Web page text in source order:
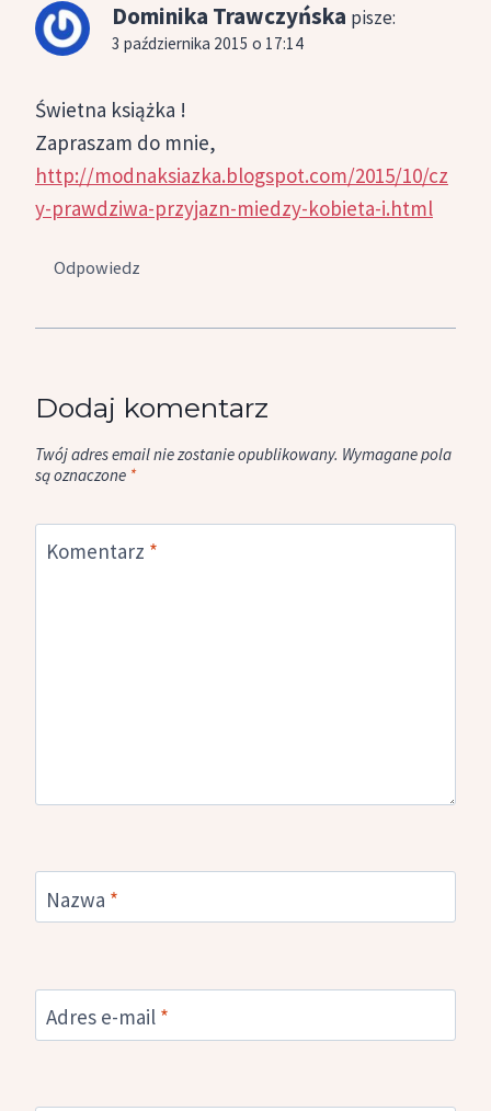
Dominika Trawczyńska pisze:
3 października 2015 o 17:14
Świetna książka !
Zapraszam do mnie,
http://modnaksiazka.blogspot.com/2015/10/cz
y-prawdziwa-przyjazn-miedzy-kobieta-i.html
Odpowiedz
Dodaj komentarz
Twój adres email nie zostanie opublikowany. Wymagane pola
są oznaczone *
Komentarz *
Nazwa *
Adres e-mail *